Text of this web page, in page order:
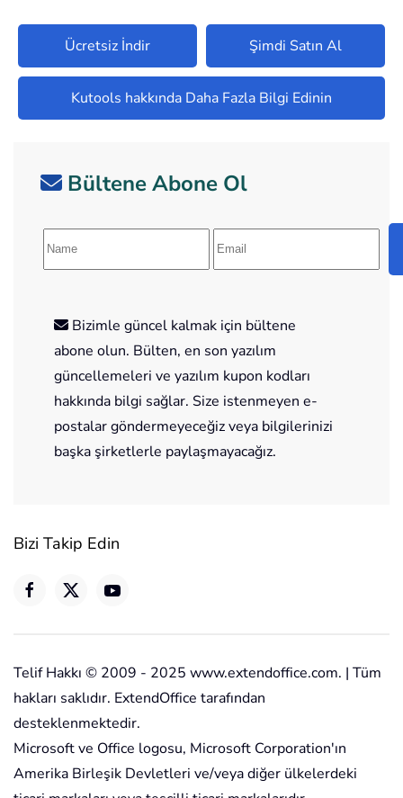
Ücretsiz İndir Şimdi Satın Al
Kutools hakkında Daha Fazla Bilgi Edinin
Bültene Abone Ol
Bizimle güncel kalmak için bültene
abone olun. Bülten, en son yazılım
güncellemeleri ve yazılım kupon kodları
hakkında bilgi sağlar. Size istenmeyen e-
postalar göndermeyeceğiz veya bilgilerinizi
başka şirketlerle paylaşmayacağız.
Bizi Takip Edin
Telif Hakkı © 2009 - 2025 www.extendoffice.com. | Tüm
hakları saklıdır. ExtendOffice tarafından
desteklenmektedir.
Microsoft ve Office logosu, Microsoft Corporation'ın
Amerika Birleşik Devletleri ve/veya diğer ülkelerdeki